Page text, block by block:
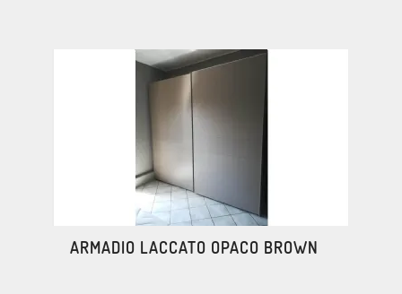
ARMADIO LACCATO OPACO BROWN